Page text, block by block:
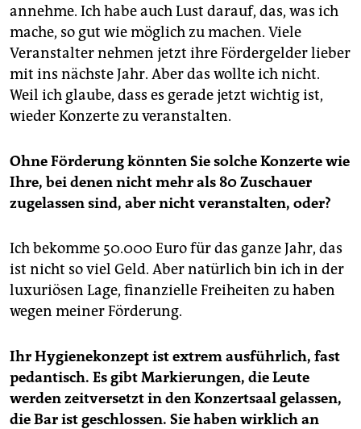
annehme. Ich habe auch Lust darauf, das, was ich
mache, so gut wie möglich zu machen. Viele
Veranstalter nehmen jetzt ihre Fördergelder lieber
mit ins nächste Jahr. Aber das wollte ich nicht.
Weil ich glaube, dass es gerade jetzt wichtig ist,
wieder Konzerte zu veranstalten.
Ohne Förderung könnten Sie solche Konzerte wie
Ihre, bei denen nicht mehr als 80 Zuschauer
zugelassen sind, aber nicht veranstalten, oder?
Ich bekomme 50.000 Euro für das ganze Jahr, das
ist nicht so viel Geld. Aber natürlich bin ich in der
luxuriösen Lage, finanzielle Freiheiten zu haben
wegen meiner Förderung.
Ihr Hygienekonzept ist extrem ausführlich, fast
pedantisch. Es gibt Markierungen, die Leute
werden zeitversetzt in den Konzertsaal gelassen,
die Bar ist geschlossen. Sie haben wirklich an